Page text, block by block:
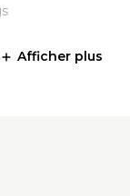
Afficher plus